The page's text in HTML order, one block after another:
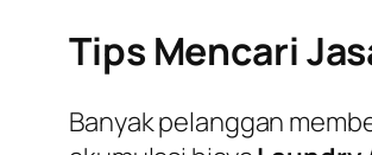
Tips Mencari
Banyak pelanggan